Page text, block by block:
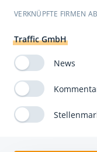
VERKNÜPFTE FIRMEN
Traffic GmbH
News